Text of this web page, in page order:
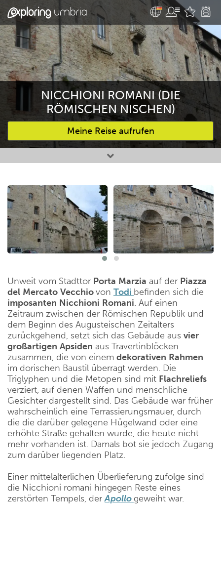
NICCHIONI ROMANI (DIE
RÖMISCHEN NISCHEN)
Meine Reise aufrufen
Bevorzugte Aktivitäten
Unweit vom Stadttor Porta Marzia auf der Piazza
del Mercato Vecchiovon Todi befinden sich die
imposanten Nicchioni Romani. Auf einen
Zeitraum zwischen der Römischen Republik und
dem Beginn des Augusteischen Zeitalters
zurückgehend, setzt sich das Gebäude aus vier
großartigen Apsiden aus Travertinblöcken
zusammen, die von einem dekorativen Rahmen
im dorischen Baustil überragt werden. Die
Triglyphen und die Metopen sind mit Flachreliefs
verziert, auf denen Waffen und menschliche
Gesichter dargestellt sind. Das Gebäude war früher
wahrscheinlich eine Terrassierungsmauer, durch
die die darüber gelegene Hügelwand oder eine
erhöhte Straße gehalten wurde, die heute nicht
mehr vorhanden ist. Damals bot sie jedoch Zugang
zum darüber liegenden Platz.
Einer mittelalterlichen Überlieferung zufolge sind
die Nicchioni romani hingegen Reste eines
zerstörten Tempels, derApollo geweiht war.